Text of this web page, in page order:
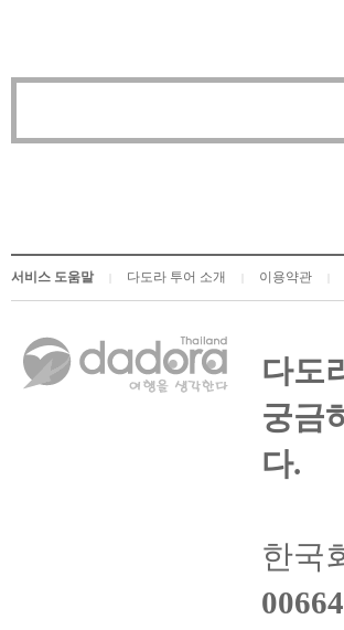
서비스 도움말 다도라 투어 소개 이용약관
다도
궁금
다.
한국
00664